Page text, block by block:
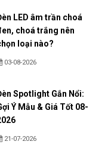
Đèn chùm nến
LED âm trần choá
choá trắng nên
loại nào?
03-08-2026
Spotlight Gắn Nổi:
Ý Mẫu & Giá Tốt 08-
21-07-2026